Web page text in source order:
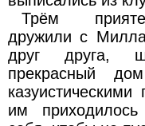
Трём
дружили с
друг друга,
прекрасный
им